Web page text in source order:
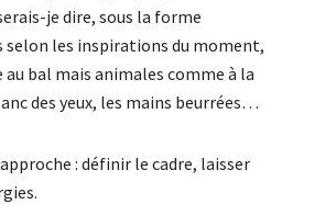
je dire, sous la forme
selon les inspirations du moment,
bal mais animales comme à la
des yeux, les mains beurrées…
: définir le cadre, laisser